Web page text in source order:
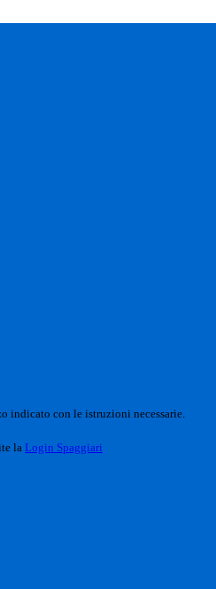
indicato con le istruzioni necessarie.
la Login Spaggiari